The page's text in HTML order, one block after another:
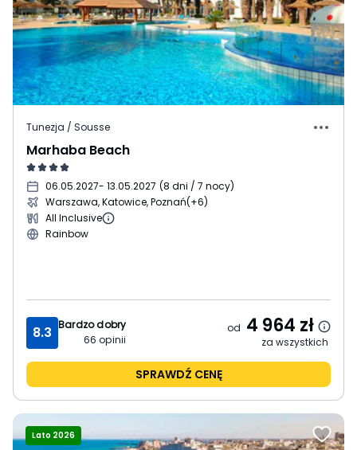
Tunezja / Sousse
Marhaba Beach
06.05.2027- 13.05.2027 (8 dni / 7 nocy)
Warszawa, Katowice, Poznań(+6)
All Inclusive
Rainbow
8.3 Bardzo dobry
66 opinii
od 4 964 zł
za wszystkich
SPRAWDŹ CENĘ
Lato 2026